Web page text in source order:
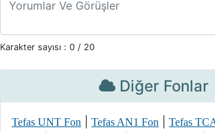
Karakter sayısı : 0 / 20
Diğer Fonlar
Tefas UNT Fon Tefas AN1 Fon Tefas